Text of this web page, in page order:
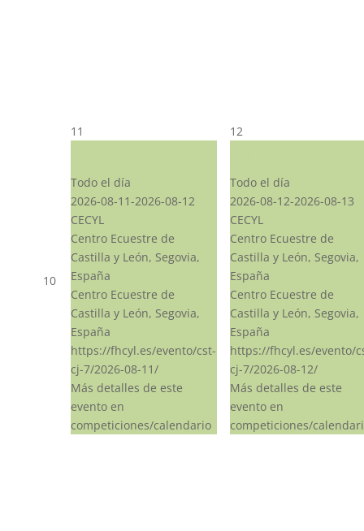
10
11
Todo el día
2026-08-11-2026-08-12
CECYL
Centro Ecuestre de
Castilla y León, Segovia,
España
Centro Ecuestre de
Castilla y León, Segovia,
España
https://fhcyl.es/evento/cst-
cj-7/2026-08-11/
Más detalles de este
evento en
competiciones/calendario
12
Todo el día
2026-08-12-2026-08-13
CECYL
Centro Ecuestre de
Castilla y León, Segovia,
España
Centro Ecuestre de
Castilla y León, Segovia,
España
https://fhcyl.es/evento/
cj-7/2026-08-12/
Más detalles de este
evento en
competiciones/